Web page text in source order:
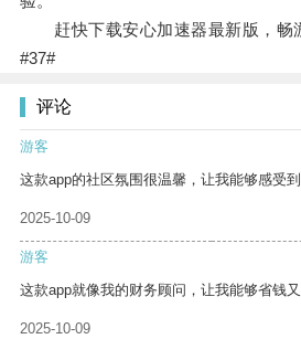
赶快下载安心加速器最新版，畅
#37#
评论
游客
这款app的社区氛围很温馨，让我能够感受到
2025-10-09
游客
这款app就像我的财务顾问，让我能够省钱又
2025-10-09